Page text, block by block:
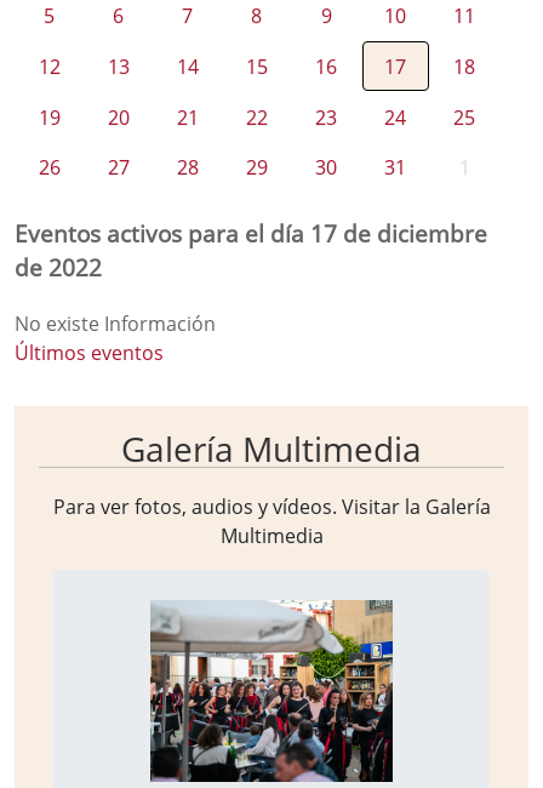
5
6 7 8 9 10
11
12
13 14 15 16 17
18
19
20 21 22 23 24
25
26
27 28 29 30 31 1
Eventos activos para el día 17 de diciembre
de 2022
No existe Información
Últimos eventos
Galería Multimedia
Para ver fotos, audios y vídeos. Visitar la Galería
Multimedia